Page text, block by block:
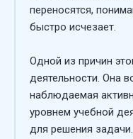
переносятся,
быстро исчезает.
Одной из причин
деятельности. Она
наблюдаемая
уровнем учебной
для решения